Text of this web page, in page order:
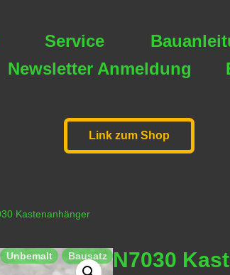
Service
Newsletter Anmeldung
Link zum Shop
Kastenanhänger
Unbemalt Bausatz N7030